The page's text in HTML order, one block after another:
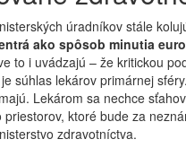
úradníkov stále
ako spôsob minutia
to i uvádzajú – že kritickou
súhlas lekárov primárnej
Lekárom sa nechce
priestorov, ktoré bude za
zdravotníctva.